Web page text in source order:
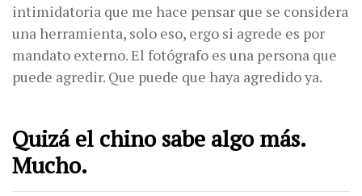
intimidatoria que me hace pensar que se considera
una herramienta, solo eso, ergo si agrede es por
mandato externo. El fotógrafo es una persona que
puede agredir. Que puede que haya agredido ya.
Quizá el chino sabe algo más.
Mucho.